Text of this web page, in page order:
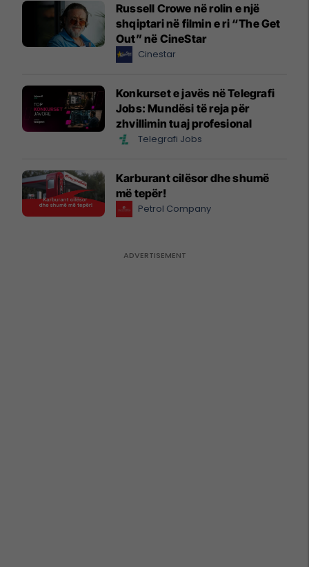
Russell Crowe në rolin e një
shqiptari në filmin e ri “The Get
Out” në CineStar
Cinestar
Konkurset e javës në Telegrafi
Jobs: Mundësi të reja për
zhvillimin tuaj profesional
Telegrafi Jobs
Karburant cilësor dhe shumë
më tepër!
Petrol Company